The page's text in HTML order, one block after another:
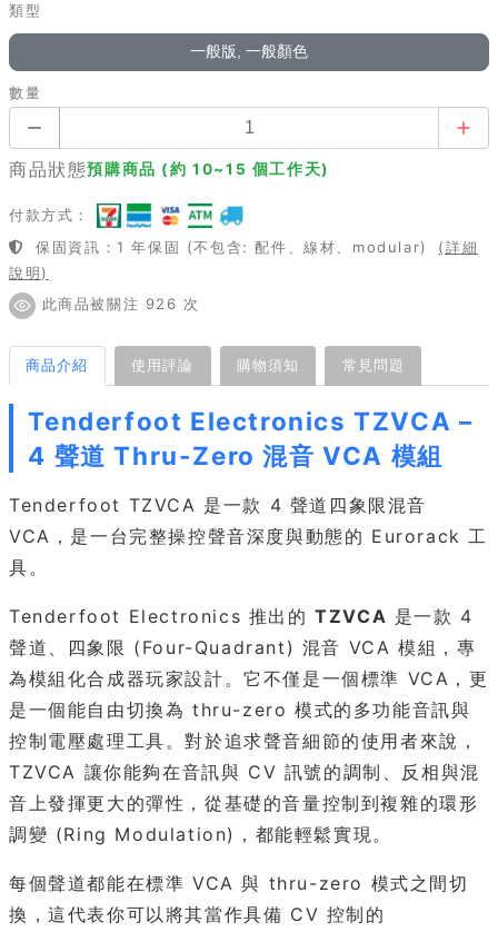
類型
一般版, 一般顏色
數量
商品狀態預購商品 (約 10~15 個工作天)
付款方式：
保固資訊：1 年保固 (不包含: 配件、線材、modular)
(詳細
說明)
此商品被關注 926 次
商品介紹 使用評論 購物須知 常見問題
Tenderfoot Electronics TZVCA –
4 聲道 Thru-Zero 混音 VCA 模組
Tenderfoot TZVCA 是一款 4 聲道四象限混音
VCA，是一台完整操控聲音深度與動態的 Eurorack 工
具。
Tenderfoot Electronics 推出的TZVCA 是一款 4
聲道、四象限 (Four-Quadrant) 混音 VCA 模組，專
為模組化合成器玩家設計。它不僅是一個標準 VCA，更
是一個能自由切換為 thru-zero 模式的多功能音訊與
控制電壓處理工具。對於追求聲音細節的使用者來說，
TZVCA 讓你能夠在音訊與 CV 訊號的調制、反相與混
音上發揮更大的彈性，從基礎的音量控制到複雜的環形
調變 (Ring Modulation)，都能輕鬆實現。
每個聲道都能在標準 VCA 與 thru-zero 模式之間切
換，這代表你可以將其當作具備 CV 控制的